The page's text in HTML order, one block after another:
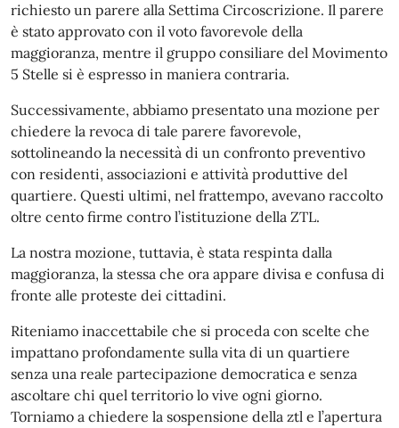
richiesto un parere alla Settima Circoscrizione. Il parere
è stato approvato con il voto favorevole della
maggioranza, mentre il gruppo consiliare del Movimento
5 Stelle si è espresso in maniera contraria.
Successivamente, abbiamo presentato una mozione per
chiedere la revoca di tale parere favorevole,
sottolineando la necessità di un confronto preventivo
con residenti, associazioni e attività produttive del
quartiere. Questi ultimi, nel frattempo, avevano raccolto
oltre cento firme contro l’istituzione della ZTL.
La nostra mozione, tuttavia, è stata respinta dalla
maggioranza, la stessa che ora appare divisa e confusa di
fronte alle proteste dei cittadini.
Riteniamo inaccettabile che si proceda con scelte che
impattano profondamente sulla vita di un quartiere
senza una reale partecipazione democratica e senza
ascoltare chi quel territorio lo vive ogni giorno.
Torniamo a chiedere la sospensione della ztl e l’apertura